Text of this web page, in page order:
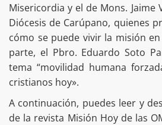
Misericordia y el de Mons. Jaime
Diócesis de Carúpano, quienes
cómo se puede vivir la misión
parte, el Pbro. Eduardo Soto
tema “movilidad humana
cristianos hoy».
A continuación, puedes leer y
de la revista Misión Hoy de las